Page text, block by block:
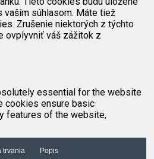
vaším súhlasom. Máte tiež
Zrušenie niektorých z týchto
ovplyvniť váš zážitok z
essential for the website
cookies ensure basic
features of the website,
trvania Popis